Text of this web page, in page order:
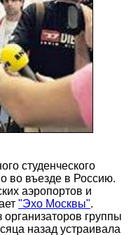
студенческого
во въезде в Россию.
аэропортов и
"Эхо Москвы".
группы
назад устраивала